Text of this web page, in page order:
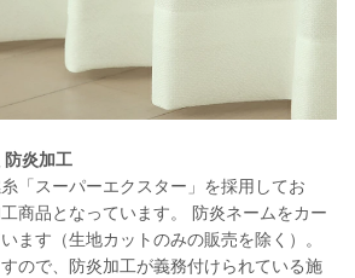
防炎加工
「スーパーエクスター」を採用してお
商品となっています。 防炎ネームをカー
ます（生地カットのみの販売を除く）。
ので、防炎加工が義務付けられている施